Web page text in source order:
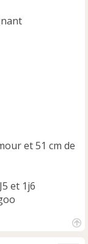
et 51 cm de
et 1j6